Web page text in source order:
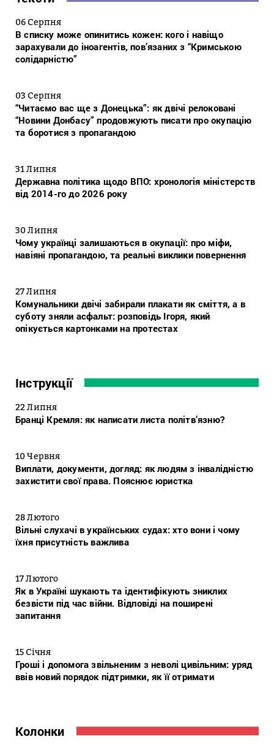
06 Серпня
В списку може опинитись кожен: кого і навіщо
зарахували до іноагентів, пов’язаних з “Кримською
солідарністю”
03 Серпня
“Читаємо вас ще з Донецька”: як двічі релоковані
“Новини Донбасу” продовжують писати про окупацію
та боротися з пропагандою
31 Липня
Державна політика щодо ВПО: хронологія міністерств
від 2014-го до 2026 року
30 Липня
Чому українці залишаються в окупації: про міфи,
навіяні пропагандою, та реальні виклики повернення
27 Липня
Комунальники двічі забирали плакати як сміття, а в
суботу зняли асфальт: розповідь Ігоря, який
опікується картонками на протестах
Інструкції
22 Липня
Бранці Кремля: як написати листа політв’язню?
10 Червня
Виплати, документи, догляд: як людям з інвалідністю
захистити свої права. Пояснює юристка
28 Лютого
Вільні слухачі в українських судах: хто вони і чому
їхня присутність важлива
17 Лютого
Як в Україні шукають та ідентифікують зниклих
безвісти під час війни. Відповіді на поширені
запитання
15 Січня
Гроші і допомога звільненим з неволі цивільним: уряд
ввів новий порядок підтримки, як її отримати
Колонки